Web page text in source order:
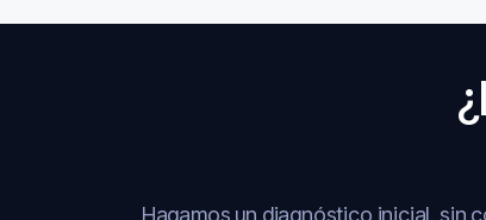
Hagamos un diagnóstico inicial, sin